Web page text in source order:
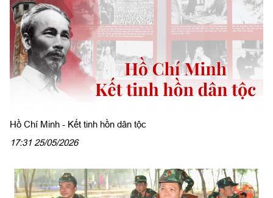
Hồ Chí Minh - Kết tinh hồn dân tộc
17:31 25/05/2026